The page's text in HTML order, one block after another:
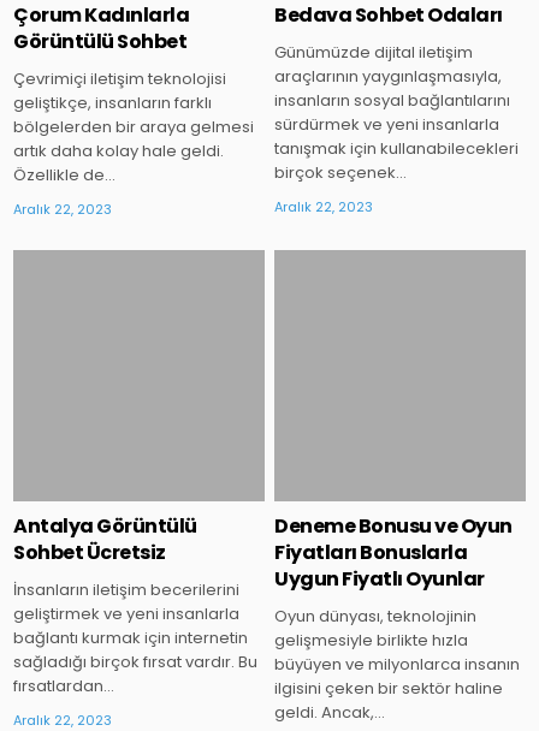
Çorum Kadınlarla
Görüntülü Sohbet
Çevrimiçi iletişim teknolojisi
geliştikçe, insanların farklı
bölgelerden bir araya gelmesi
artık daha kolay hale geldi.
Özellikle de…
Aralık 22, 2023
Bedava Sohbet Odaları
Günümüzde dijital iletişim
araçlarının yaygınlaşmasıyla,
insanların sosyal bağlantılarını
sürdürmek ve yeni insanlarla
tanışmak için kullanabilecekleri
birçok seçenek…
Aralık 22, 2023
Antalya Görüntülü
Sohbet Ücretsiz
İnsanların iletişim becerilerini
geliştirmek ve yeni insanlarla
bağlantı kurmak için internetin
sağladığı birçok fırsat vardır. Bu
fırsatlardan…
Aralık 22, 2023
Deneme Bonusu ve Oyun
Fiyatları Bonuslarla
Uygun Fiyatlı Oyunlar
Oyun dünyası, teknolojinin
gelişmesiyle birlikte hızla
büyüyen ve milyonlarca insanın
ilgisini çeken bir sektör haline
geldi. Ancak,…